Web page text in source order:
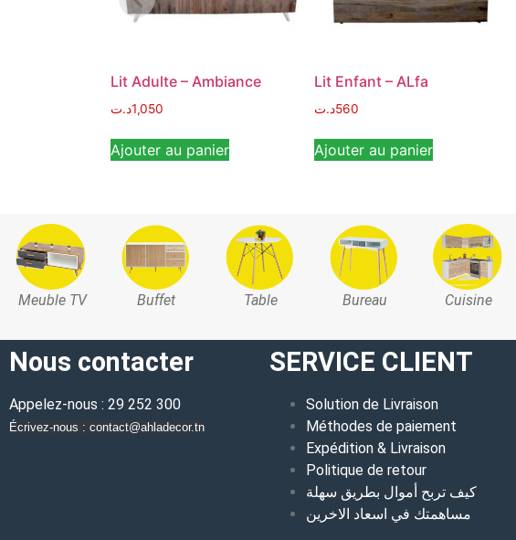
Lit Adulte – Ambiance
1,050د.ت
Ajouter au panier
Lit Enfant – ALfa
560د.ت
Ajouter au panier
Meuble TV Buffet Table Bureau Cuisine
Nous contacter
Appelez-nous : 29 252 300
Écrivez-nous : contact@ahladecor.tn
SERVICE CLIENT
Solution de Livraison
Méthodes de paiement
Expédition & Livraison
Politique de retour
كيف تربح أموال بطريق سهلة
مساهمتك في اسعاد الاخرين